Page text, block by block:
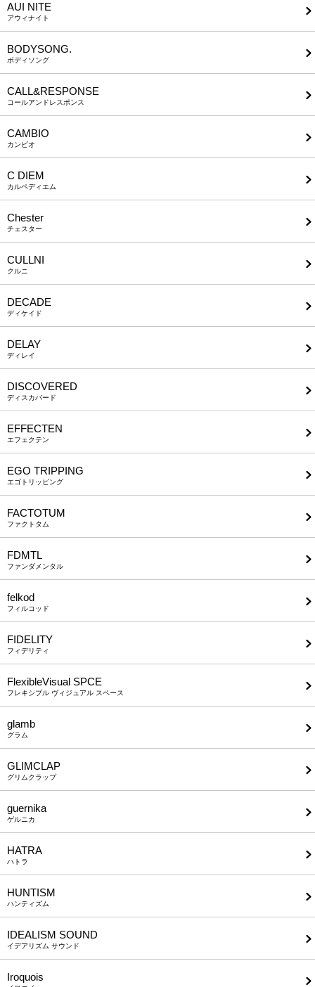
AUI NITE
アウィナイト
BODYSONG.
ボディソング
CALL&RESPONSE
コールアンドレスポンス
CAMBIO
カンビオ
C DIEM
カルペディエム
Chester
チェスター
CULLNI
クルニ
DECADE
ディケイド
DELAY
ディレイ
DISCOVERED
ディスカバード
EFFECTEN
エフェクテン
EGO TRIPPING
エゴトリッピング
FACTOTUM
ファクトタム
FDMTL
ファンダメンタル
felkod
フィルコッド
FIDELITY
フィデリティ
FlexibleVisual SPCE
フレキシブル ヴィジュアル スペース
glamb
グラム
GLIMCLAP
グリムクラップ
guernika
ゲルニカ
HATRA
ハトラ
HUNTISM
ハンティズム
IDEALISM SOUND
イデアリズム サウンド
Iroquois